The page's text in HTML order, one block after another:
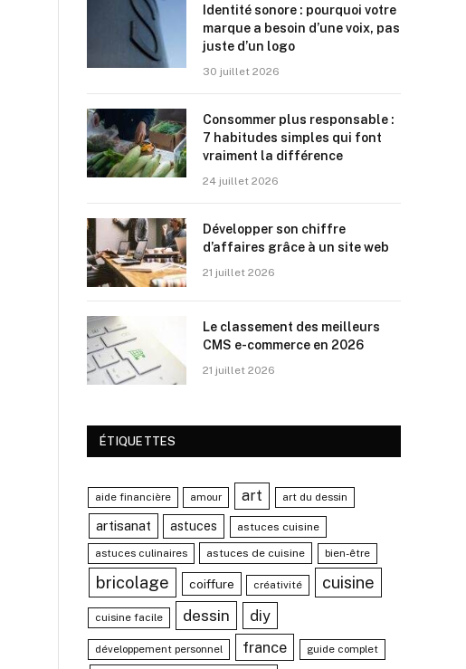
Identité sonore : pourquoi votre
marque a besoin d’une voix, pas
juste d’un logo
30 juillet 2026
Consommer plus responsable :
7 habitudes simples qui font
vraiment la différence
24 juillet 2026
Développer son chiffre
d’affaires grâce à un site web
21 juillet 2026
Le classement des meilleurs
CMS e-commerce en 2026
21 juillet 2026
ÉTIQUETTES
aide financière amour art art du dessin
artisanat astuces astuces cuisine
astuces culinaires astuces de cuisine bien-être
bricolage coiffure créativité cuisine
cuisine facile dessin diy
développement personnel france guide complet